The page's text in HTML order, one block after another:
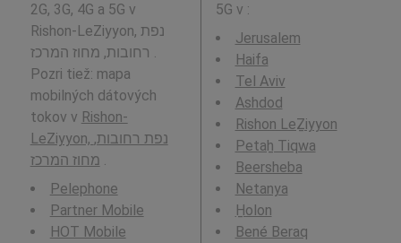
2G, 3G, 4G a 5G v
Rishon-LeZiyyon, נפת
רחובות, מחוז המרכז .
Pozri tiež: mapa
mobilných dátových
tokov v Rishon-
LeZiyyon, נפת רחובות,
מחוז המרכז .
Pelephone
Partner Mobile
HOT Mobile
5G v :
Jerusalem
Haifa
Tel Aviv
Ashdod
Rishon LeẔiyyon
Petaẖ Tiqwa
Beersheba
Netanya
H̱olon
Bené Beraq